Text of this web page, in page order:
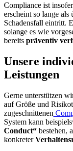
Compliance ist
erscheint so lange
Schadensfall eintritt.
solange es wie
bereits präventiv
Unsere
Leistungen
Gerne unterstützen
auf Größe und
zugeschnittenen
System kann
Conduct“ bestehen,
konkreter